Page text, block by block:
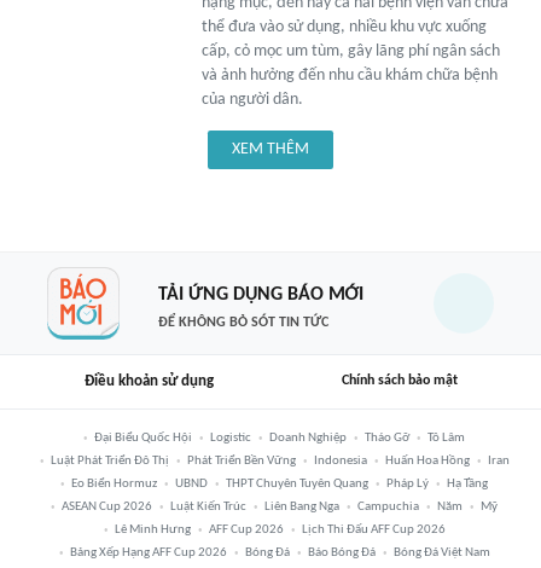
thể đưa vào sử dụng, nhiều khu vực xuống
cấp, cỏ mọc um tùm, gây lãng phí ngân sách
và ảnh hưởng đến nhu cầu khám chữa bệnh
của người dân.
XEM THÊM
TẢI ỨNG DỤNG BÁO MỚI
ĐỂ KHÔNG BỎ SÓT TIN TỨC
Điều khoản sử dụng Chính sách bảo mật
Đại Biểu Quốc Hội Logistic Doanh Nghiệp Tháo Gỡ
Tô Lâm
Luật Phát Triển Đô Thị
Phát Triển Bền Vững Indonesia Huấn Hoa Hồng
Iran
Eo Biển Hormuz
UBND THPT Chuyên Tuyên Quang Pháp Lý
Hạ Tầng
ASEAN Cup 2026
Luật Kiến Trúc Liên Bang Nga Campuchia Năm
Mỹ
Lê Minh Hưng
AFF Cup 2026
Lịch Thi Đấu AFF Cup 2026
Bảng Xếp Hạng AFF Cup 2026
Bóng Đá Báo Bóng Đá
Bóng Đá Việt Nam